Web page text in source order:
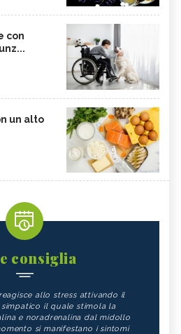
con
un alto
consiglia
allo stress attivando il
simpatico il quale stimola la
e noradrenalina dal midollo
si manifestano i sintomi